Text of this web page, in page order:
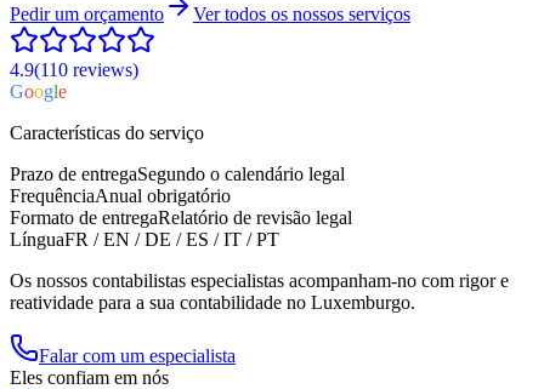
Pedir um orçamento Ver todos os nossos serviços
4.9(110 reviews)
Google
Características do serviço
Prazo de entregaSegundo o calendário legal
FrequênciaAnual obrigatório
Formato de entregaRelatório de revisão legal
LínguaFR / EN / DE / ES / IT / PT
Os nossos contabilistas especialistas acompanham-no com rigor e
reatividade para a sua contabilidade no Luxemburgo.
Falar com um especialista
Eles confiam em nós